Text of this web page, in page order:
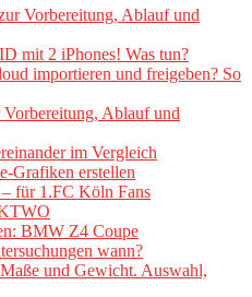
Vorbereitung, Ablauf und
mit 2 iPhones! Was tun?
importieren und freigeben? So
Ablauf und
im Vergleich
Grafiken erstellen
für 1.FC Köln Fans
BMW Z4 Coupe
wann?
und Gewicht. Auswahl,